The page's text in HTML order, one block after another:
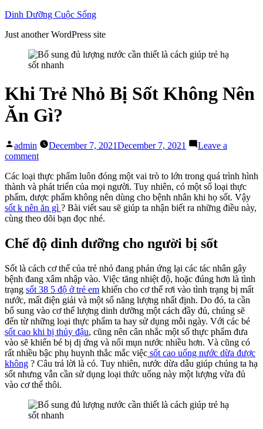
Skip
content
Dinh Dưỡng Cuộc Sống
Just another WordPress site
Khi Trẻ Nhỏ Bị Sốt Không Nên
Ăn Gì?
Posted
by
admin December 7, 2021December 7, 2021
Leave a
commenton
Trẻ
Nhỏ
Bị
Sốt
Không
Ăn
Gì?
Các loại thực phẩm luôn đóng một vai trò to lớn trong quá trình hình
thành và phát triển của mọi người. Tuy nhiên, có một số loại thực
phẩm, dược phẩm không nên dùng cho bệnh nhân khi họ sốt. Vậy
sốt k nên ăn gì ? Bài viết sau sẽ giúp ta nhận biết ra những điều này,
cùng theo dõi bạn đọc nhé.
Chế độ dinh dưỡng cho người bị sốt
Sốt là cách cơ thể của trẻ nhỏ đang phản ứng lại các tác nhân gây
bệnh đang xâm nhập vào. Việc tăng nhiệt độ, hoặc đúng hơn là tình
trạng sốt 38 5 độ ở trẻ em khiến cho cơ thể rơi vào tình trạng bị mất
nước, mất điện giải và một số năng lượng nhất định. Do đó, ta cần
bổ sung vào cơ thể lượng dinh dưỡng một cách đầy đủ, chúng sẽ
đến từ những loại thực phẩm ta hay sử dụng mỗi ngày. Với các bé
sốt cao khi bị thủy đậu, cũng nên cân nhắc một số thực phẩm đưa
vào sẽ khiến bé bị dị ứng và nổi mụn nước nhiều hơn. Và cũng có
rất nhiều bậc phụ huynh thắc mắc việc sốt cao uống nước dừa được
không ? Câu trả lời là có. Tuy nhiên, nước dừa dẫu giúp chúng ta hạ
sốt nhưng vẫn cần sử dụng loại thức uống này một lượng vừa đủ
vào cơ thể thôi.